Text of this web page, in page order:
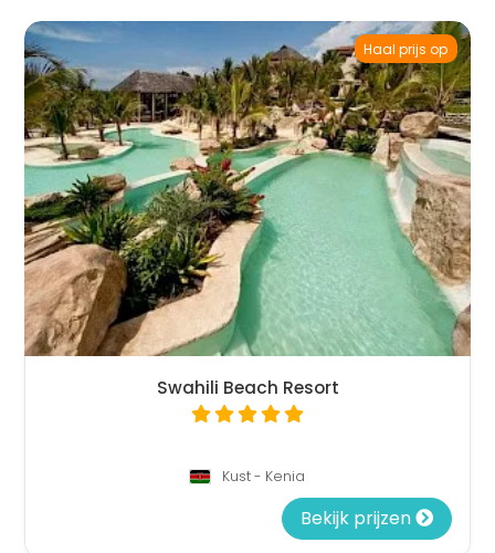
Haal prijs op
Swahili Beach Resort
Kust - Kenia
Bekijk prijzen